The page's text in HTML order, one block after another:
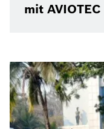
mit AVIOTEC